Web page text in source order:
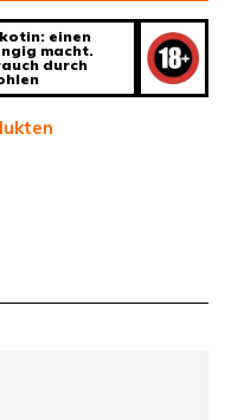
einen
macht.
durch